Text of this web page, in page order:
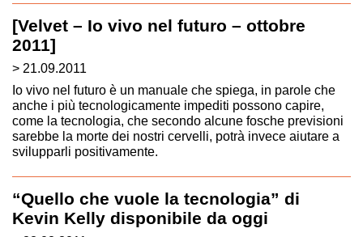
[Velvet – Io vivo nel futuro – ottobre
2011]
> 21.09.2011
Io vivo nel futuro è un manuale che spiega, in parole che
anche i più tecnologicamente impediti possono capire,
come la tecnologia, che secondo alcune fosche previsioni
sarebbe la morte dei nostri cervelli, potrà invece aiutare a
svilupparli positivamente.
“Quello che vuole la tecnologia” di
Kevin Kelly disponibile da oggi